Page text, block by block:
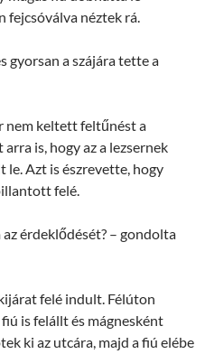
fejcsóválva néztek rá.
gyorsan a szájára tette a
nem keltett feltűnést a
is, hogy az a lezsernek
le. Azt is észrevette, hogy
felé.
érdeklődését? – gondolta
felé indult. Félúton
is felállt és mágnesként
ki az utcára, majd a fiú elébe